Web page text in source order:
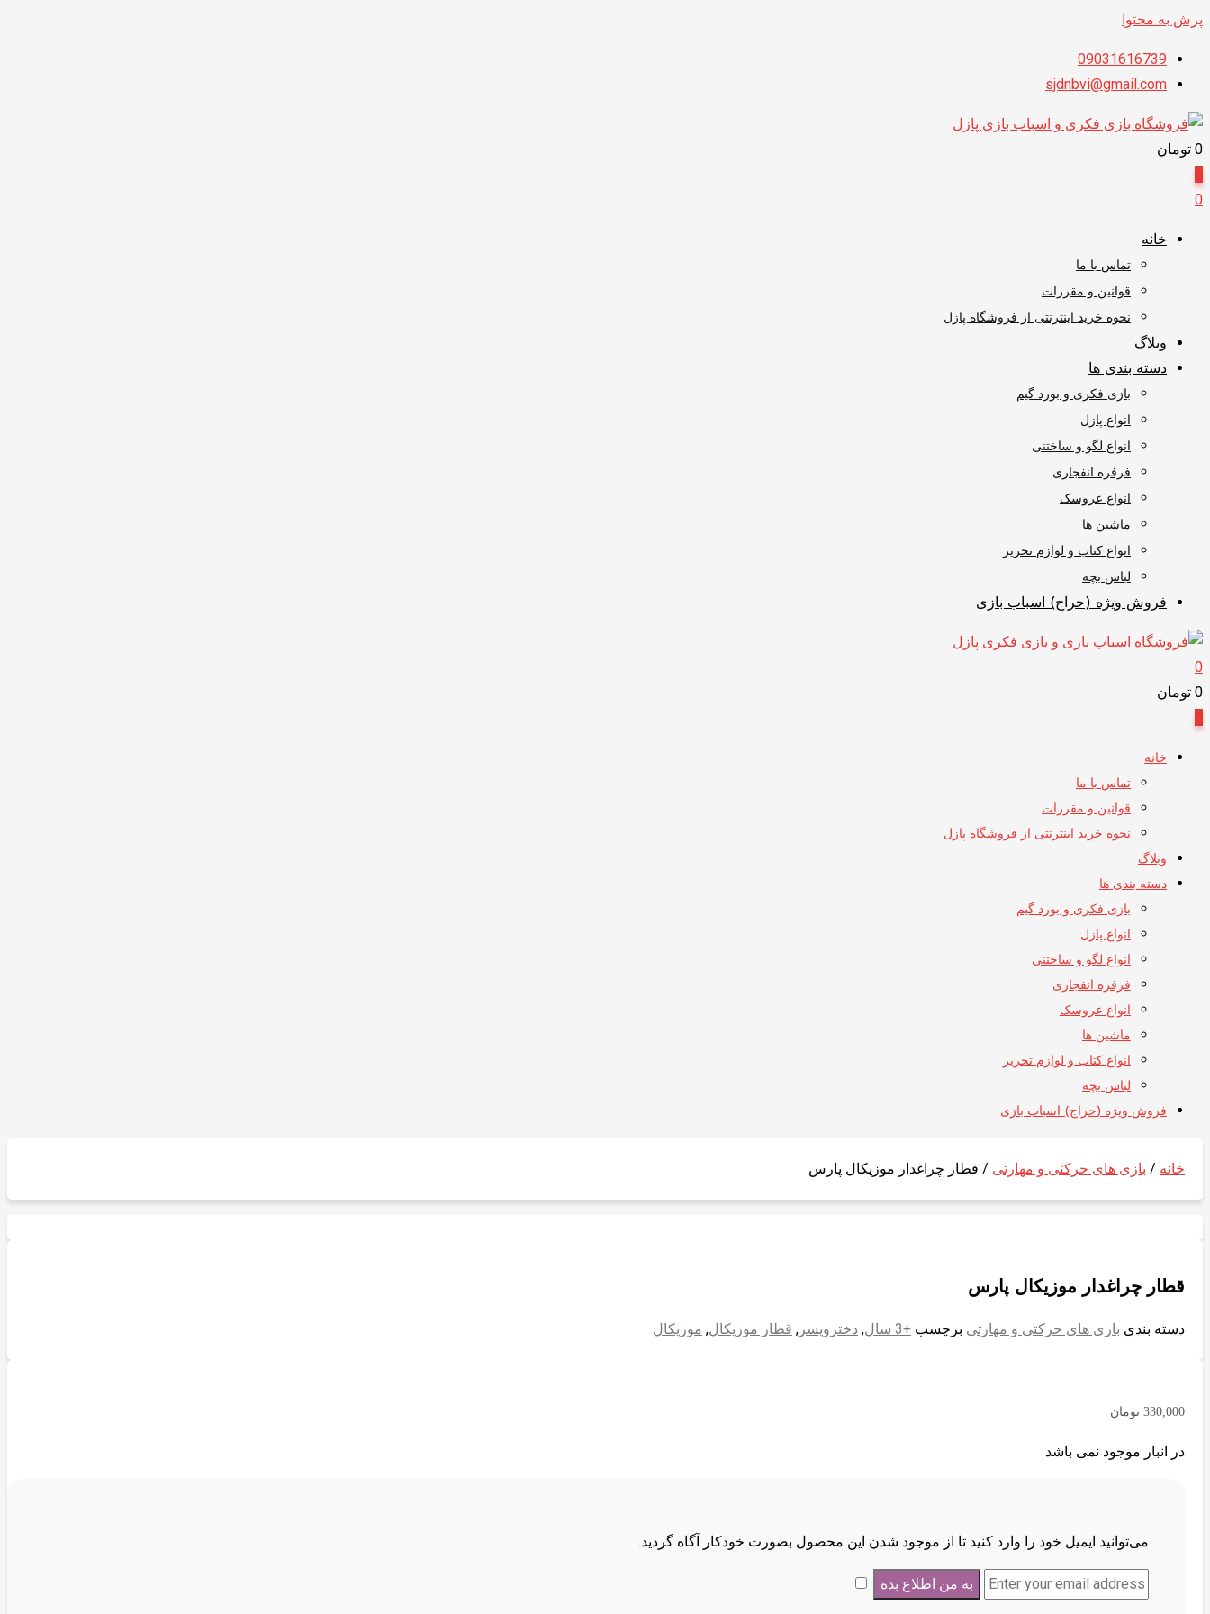
پرش به محتوا
09031616739
sjdnbvi@gmail.com
0 تومان
0
خانه
تماس با ما
قوانین و مقررات
نحوه خرید اینترنتی از فروشگاه پازل
وبلاگ
دسته بندی ها
بازی فکری و بورد گیم
انواع پازل
انواع لگو و ساختنی
فرفره انفجاری
انواع عروسک
ماشین ها
انواع کتاب و لوازم تحریر
لباس بچه
فروش ویژه (حراج) اسباب بازی
0
0 تومان
خانه
تماس با ما
قوانین و مقررات
نحوه خرید اینترنتی از فروشگاه پازل
وبلاگ
دسته بندی ها
بازی فکری و بورد گیم
انواع پازل
انواع لگو و ساختنی
فرفره انفجاری
انواع عروسک
ماشین ها
انواع کتاب و لوازم تحریر
لباس بچه
فروش ویژه (حراج) اسباب بازی
خانه / بازی های حرکتی و مهارتی / قطار چراغدار موزیکال پارس
قطار چراغدار موزیکال پارس
دسته بندی بازی های حرکتی و مهارتی برچسب +3 سال , دختروپسر , قطار موزیکال, موزیکال
330,000 تومان
در انبار موجود نمی باشد
می‌توانید ایمیل خود را وارد کنید تا از موجود شدن این محصول بصورت خودکار آگاه گردید.